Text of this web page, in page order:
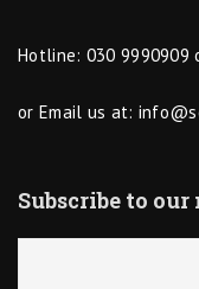
Hotline: 030 9990909
or Email us at:
Subscribe to